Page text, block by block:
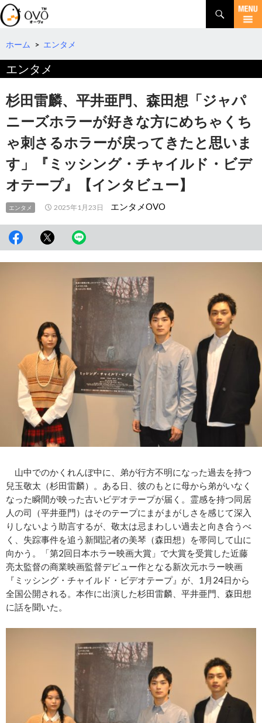
検
索
コ
テ
へ
動
ホーム > エンタメ
エンタメ
杉田雷麟、平井亜門、森田想「ジャパ
ニーズホラーが好きな方にめちゃくち
ゃ刺さるホラーが戻ってきたと思いま
す」『ミッシング・チャイルド・ビデ
オテープ』【インタビュー】
エンタメ 2025年1月23日 エンタメOVO
山中でのかくれんぼ中に、弟が行方不明になった過去を持つ
兒玉敬太（杉田雷麟）。ある日、彼のもとに母から弟がいなく
なった瞬間が映った古いビデオテープが届く。霊感を持つ同居
人の司（平井亜門）はそのテープにまがまがしさを感じて深入
りしないよう助言するが、敬太は忌まわしい過去と向き合うべ
く、失踪事件を追う新聞記者の美琴（森田想）を帯同して山に
向かう。「第2回日本ホラー映画大賞」で大賞を受賞した近藤
亮太監督の商業映画監督デビュー作となる新次元ホラー映画
『ミッシング・チャイルド・ビデオテープ』が、1月24日から
全国公開される。本作に出演した杉田雷麟、平井亜門、森田想
に話を聞いた。